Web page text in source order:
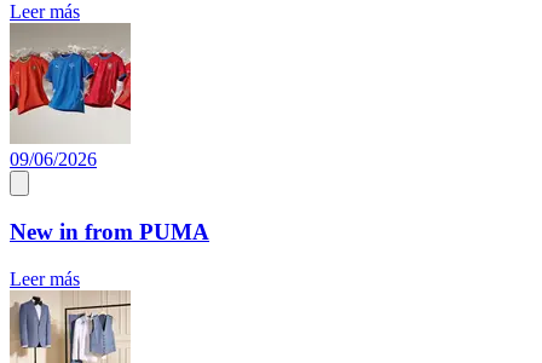
Leer más
09/06/2026
New in from PUMA
Leer más